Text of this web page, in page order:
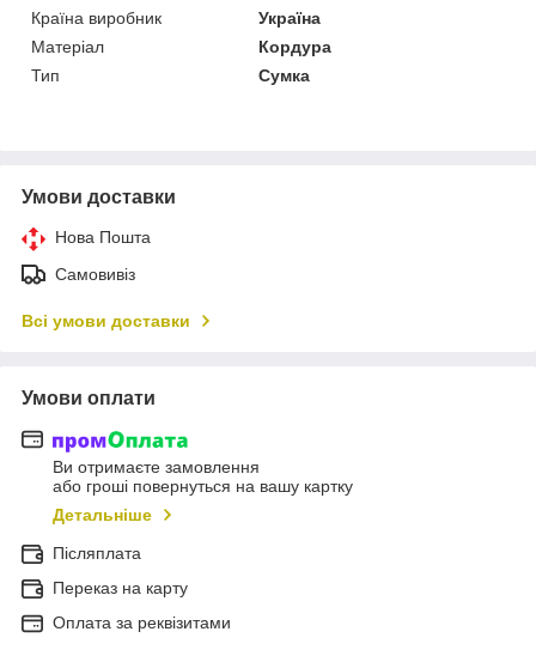
Країна виробник
Україна
Матеріал
Кордура
Тип
Сумка
Умови доставки
Нова Пошта
Самовивіз
Всі умови доставки
Умови оплати
Ви отримаєте замовлення
або гроші повернуться на вашу картку
Детальніше
Післяплата
Переказ на карту
Оплата за реквізитами